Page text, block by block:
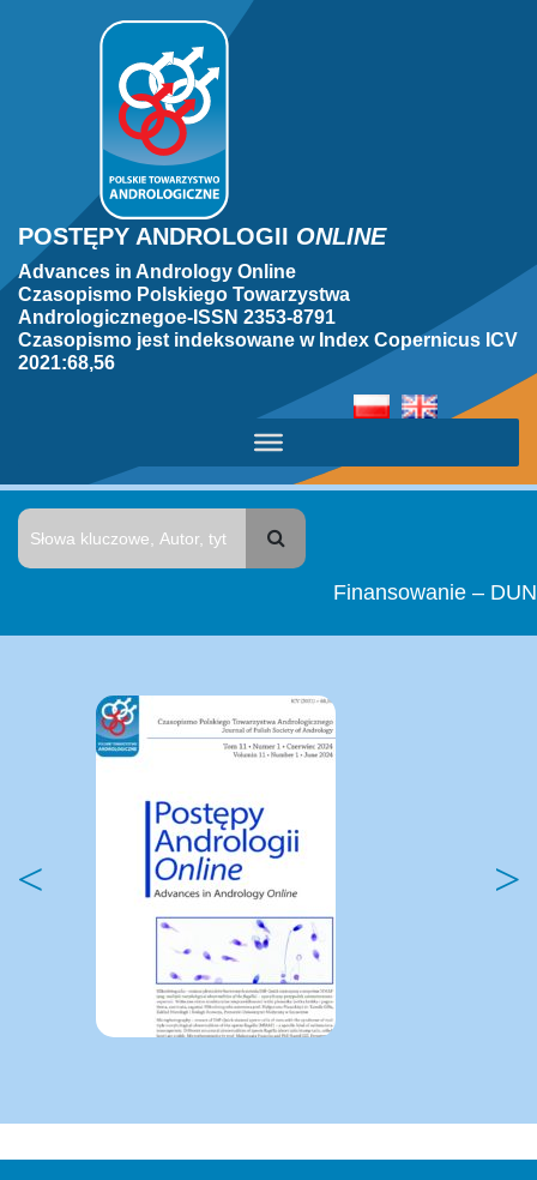
POSTĘPY ANDROLOGII ONLINE
Advances in Andrology Online
Czasopismo Polskiego Towarzystwa
Andrologicznegoe-ISSN 2353-8791
Czasopismo jest indeksowane w Index Copernicus ICV
2021:68,56
Finansowanie – DUN